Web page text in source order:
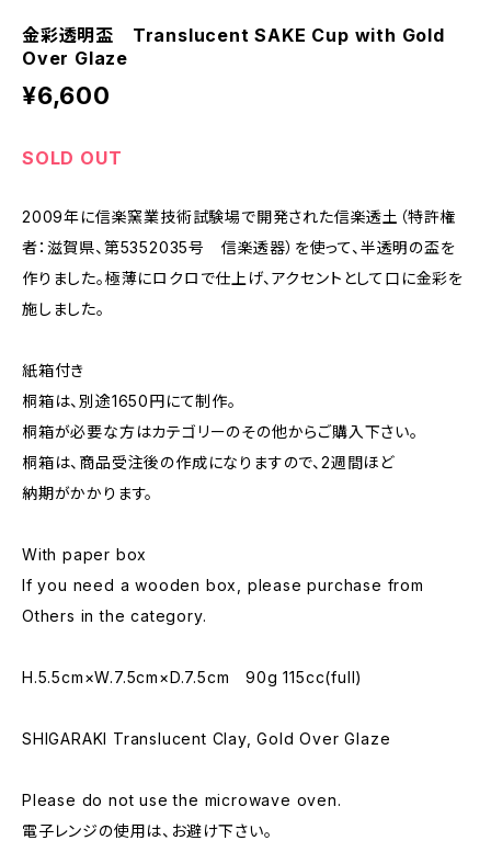
金彩透明盃 Translucent SAKE Cup with Gold
Over Glaze
¥6,600
SOLD OUT
2009年に信楽窯業技術試験場で開発された信楽透土（特許権
者：滋賀県、第5352035号 信楽透器）を使って、半透明の盃を
作りました。極薄にロクロで仕上げ、アクセントとして口に金彩を
施しました。
紙箱付き
桐箱は、別途1650円にて制作。
桐箱が必要な方はカテゴリーのその他からご購入下さい。
桐箱は、商品受注後の作成になりますので、2週間ほど
納期がかかります。
With paper box
If you need a wooden box, please purchase from
Others in the category.
H.5.5cm×W.7.5cm×D.7.5cm 90g 115cc(full)
SHIGARAKI Translucent Clay, Gold Over Glaze
Please do not use the microwave oven.
電子レンジの使用は、お避け下さい。